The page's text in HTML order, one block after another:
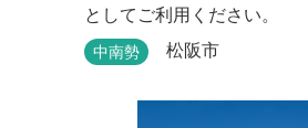
としてご利用ください。
中南勢 松阪市